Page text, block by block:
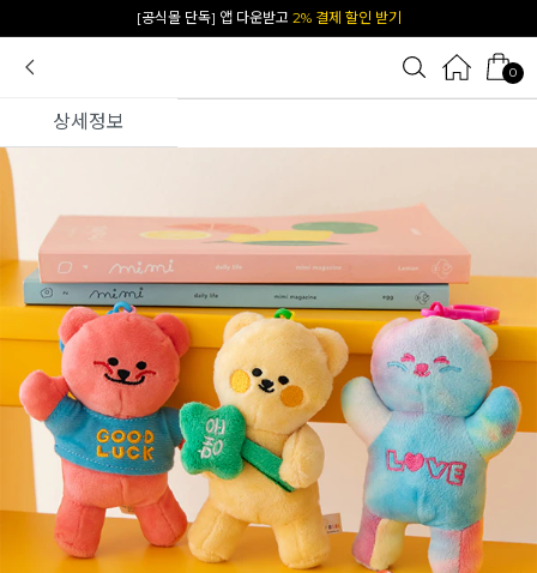
[공식몰 단독] 앱 다운받고 2% 결제 할인 받기
0
상세정보